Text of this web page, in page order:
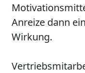
Anreize dann
Wirkung.